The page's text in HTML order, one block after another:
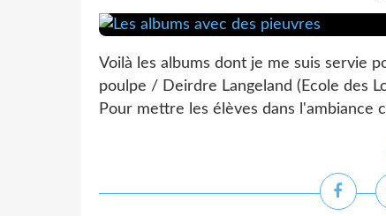
Voilà les albums dont je me suis servie
poulpe / Deirdre Langeland (Ecole des
Pour mettre les élèves dans l'ambiance